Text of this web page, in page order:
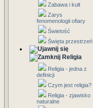
Zabawa i kult
Zarys
fenomenologii ofiary
Świetość
Święta przestrzeń
Religia
Religia - jedna z
definicji
Czym jest religia?
Religia - zjawisko
naturalne